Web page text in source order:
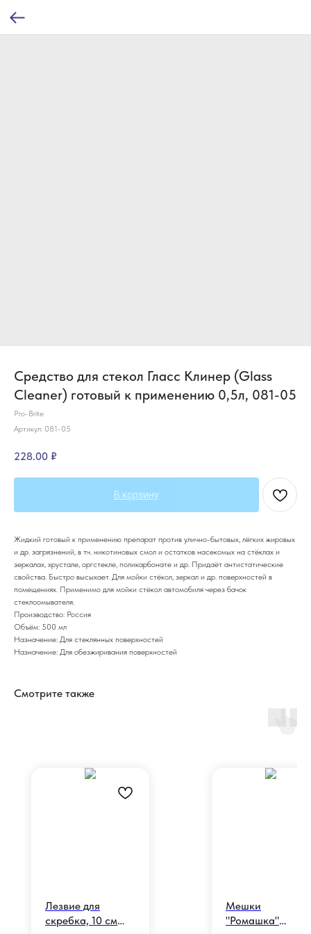
Средство для стекол Гласс Клинер (Glass
Cleaner) готовый к применению 0,5л, 081-05
Pro-Brite
Артикул: 081-05
228.00 ₽
В корзину
Жидкий готовый к применению препарат против улично-бытовых, лёгких жировых
и др. загрязнений, в т.ч. никотиновых смол и остатков насекомых на стёклах и
зеркалах, хрустале, оргстекле, поликарбонате и др. Придаёт антистатические
свойства. Быстро высыхает. Для мойки стёкол, зеркал и др. поверхностей в
помещениях. Применимо для мойки стёкол автомобиля через бачок
стеклоомывателя.
Производство: Россия
Объём: 500 мл
Назначение: Для стеклянных поверхностей
Назначение: Для обезжиривания поверхностей
Смотрите также
Лезвие для
скребка, 10 см
Мешки
"Ромашка"